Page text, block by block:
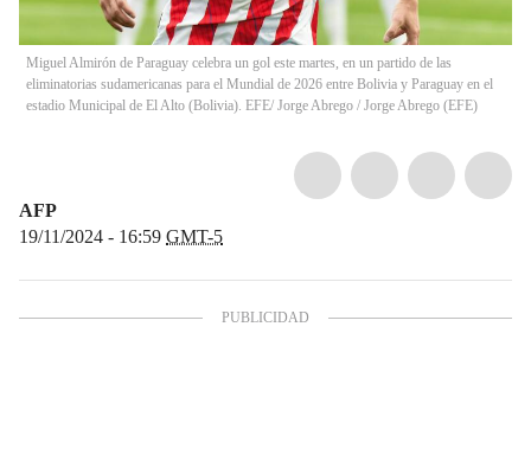
Miguel Almirón de Paraguay celebra un gol este martes, en un partido de las
eliminatorias sudamericanas para el Mundial de 2026 entre Bolivia y Paraguay en el
estadio Municipal de El Alto (Bolivia). EFE/ Jorge Abrego / Jorge Abrego (EFE)
AFP
19/11/2024 - 16:59 GMT-5